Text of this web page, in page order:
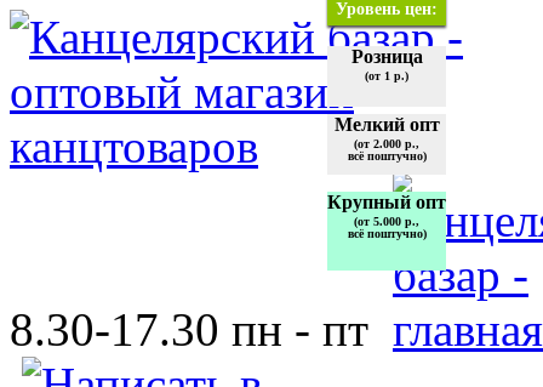
Уровень цен:
Розница
(от 1 р.)
Мелкий опт
(от 2.000 р.,
всё поштучно)
Крупный опт
(от 5.000 р.,
всё поштучно)
8.30-17.30 пн - пт